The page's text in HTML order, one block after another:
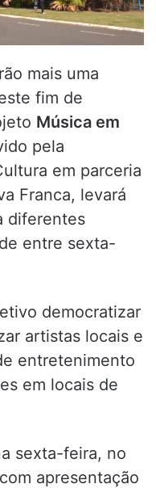
mais uma
fim de
Música em
pela
em parceria
Franca, levará
diferentes
entre sexta-
democratizar
artistas locais e
entretenimento
em locais de
sexta-feira, no
apresentação